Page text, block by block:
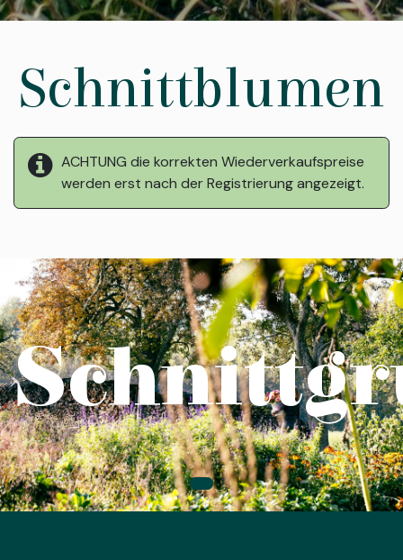
Schnittblumen
ACHTUNG die korrekten Wiederverkaufspreise
werden erst nach der Registrierung angezeigt.